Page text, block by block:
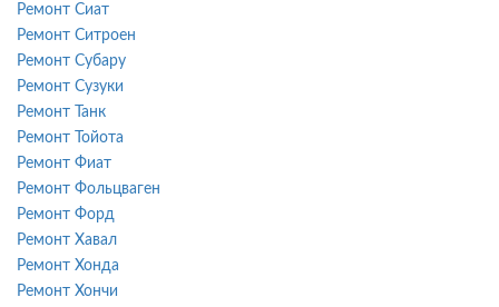
Ремонт Сиат
Ремонт Ситроен
Ремонт Субару
Ремонт Сузуки
Ремонт Танк
Ремонт Тойота
Ремонт Фиат
Ремонт Фольцваген
Ремонт Форд
Ремонт Хавал
Ремонт Хонда
Ремонт Хончи